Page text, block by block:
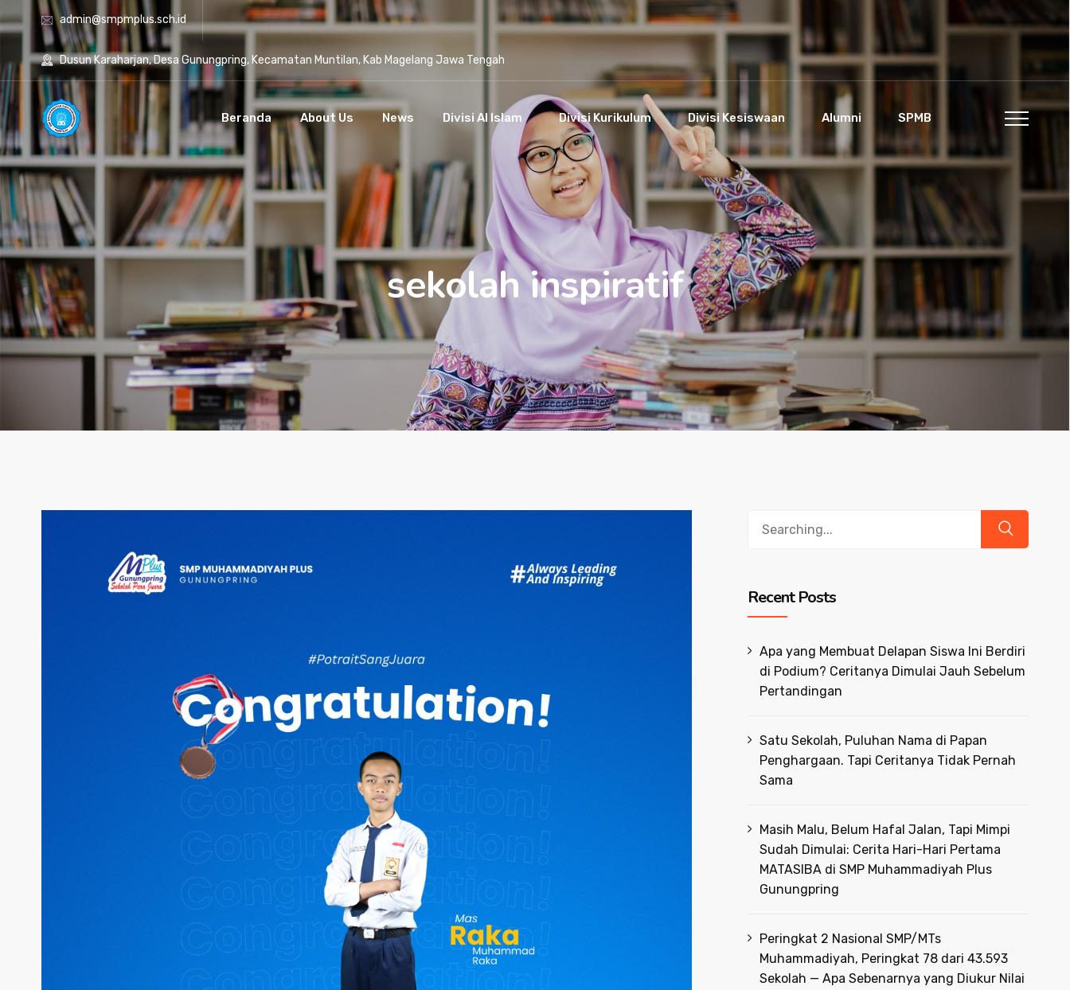
admin@smpmplus.sch.id
Dusun Karaharjan, Desa Gunungpring, Kecamatan Muntilan, Kab Magelang Jawa Tengah
Beranda About Us News Divisi Al Islam Divisi Kurikulum Divisi Kesiswaan Alumni SPMB
sekolah inspiratif
Recent Posts
Apa yang Membuat Delapan Siswa Ini Berdiri
di Podium? Ceritanya Dimulai Jauh Sebelum
Pertandingan
Satu Sekolah, Puluhan Nama di Papan
Penghargaan. Tapi Ceritanya Tidak Pernah
Sama
Masih Malu, Belum Hafal Jalan, Tapi Mimpi
Sudah Dimulai: Cerita Hari-Hari Pertama
MATASIBA di SMP Muhammadiyah Plus
Gunungpring
Peringkat 2 Nasional SMP/MTs
Muhammadiyah, Peringkat 78 dari 43.593
Sekolah — Apa Sebenarnya yang Diukur Nilai